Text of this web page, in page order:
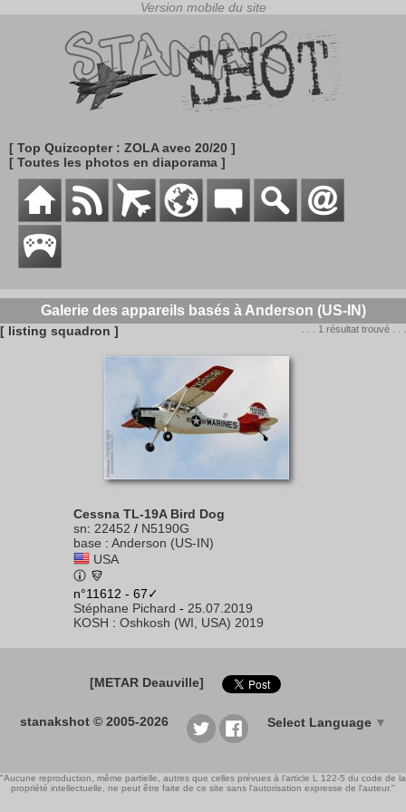
[ Top Quizcopter : ZOLA avec 20/20 ]
[ Toutes les photos en diaporama ]
Galerie des appareils basés à Anderson (US-IN)
[ listing squadron ] . . . 1 résultat trouvé . . .
Cessna TL-19A Bird Dog
sn: 22452 / N5190G
base : Anderson (US-IN)
USA
n°11612 - 67✓
Stéphane Pichard - 25.07.2019
KOSH : Oshkosh (WI, USA) 2019
[METAR Deauville]
stanakshot © 2005-2026 Select Language ▼
"Aucune reproduction, même partielle, autres que celles prévues à l'article L 122-5 du code de la
propriété intellectuelle, ne peut être faite de ce site sans l'autorisation expresse de l'auteur."